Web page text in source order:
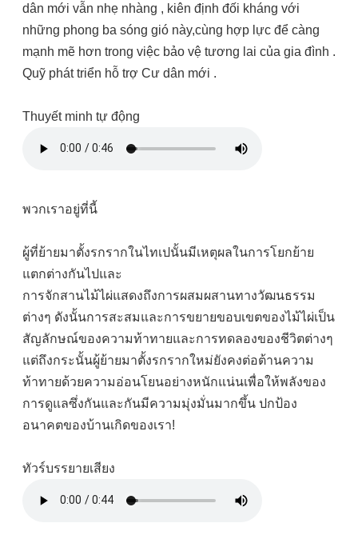
dân mới vẫn nhẹ nhàng , kiên định đối kháng với
những phong ba sóng gió này,cùng hợp lực để càng
mạnh mẽ hơn trong việc bảo vệ tương lai của gia đình .
Quỹ phát triển hỗ trợ Cư dân mới .
Thuyết minh tự động
พวกเราอยู่ที่นี้
ผู้ที่ย้ายมาตั้งรกรากในไทเปนั้นมีเหตุผลในการโยกย้าย
แตกต่างกันไปและ
การจักสานไม้ไผ่แสดงถึงการผสมผสานทางวัฒนธรรม
ต่างๆ ดังนั้นการสะสมและการขยายขอบเขตของไม้ไผ่เป็น
สัญลักษณ์ของความท้าทายและการทดลองของชีวิตต่างๆ
แต่ถึงกระนั้นผู้ย้ายมาตั้งรกรากใหม่ยังคงต่อต้านความ
ท้าทายด้วยความอ่อนโยนอย่างหนักแน่นเพื่อให้พลังของ
การดูแลซึ่งกันและกันมีความมุ่งมั่นมากขึ้น ปกป้อง
อนาคตของบ้านเกิดของเรา!
ทัวร์บรรยายเสียง